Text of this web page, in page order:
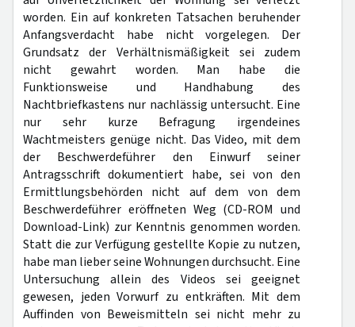
worden. Ein auf konkreten Tatsachen beruhender
Anfangsverdacht habe nicht vorgelegen. Der
Grundsatz der Verhältnismäßigkeit sei zudem
nicht gewahrt worden. Man habe die
Funktionsweise und Handhabung des
Nachtbriefkastens nur nachlässig untersucht. Eine
nur sehr kurze Befragung irgendeines
Wachtmeisters genüge nicht. Das Video, mit dem
der Beschwerdeführer den Einwurf seiner
Antragsschrift dokumentiert habe, sei von den
Ermittlungsbehörden nicht auf dem von dem
Beschwerdeführer eröffneten Weg (CD-ROM und
Download-Link) zur Kenntnis genommen worden.
Statt die zur Verfügung gestellte Kopie zu nutzen,
habe man lieber seine Wohnungen durchsucht. Eine
Untersuchung allein des Videos sei geeignet
gewesen, jeden Vorwurf zu entkräften. Mit dem
Auffinden von Beweismitteln sei nicht mehr zu